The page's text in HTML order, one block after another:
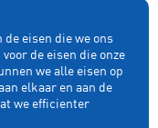
eisen die we ons
de eisen die onze
we alle eisen op
elkaar en aan de
we efficienter